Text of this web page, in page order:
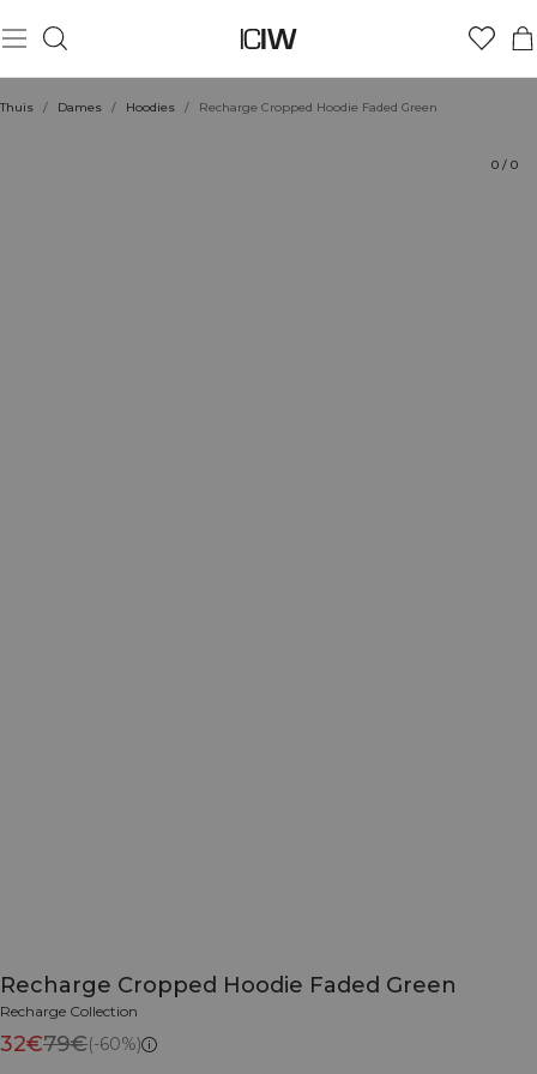
Thuis / Dames / Hoodies / Recharge Cropped Hoodie Faded Green
0 / 0
Recharge Cropped Hoodie Faded Green
Recharge Collection
32€79€(-60%)